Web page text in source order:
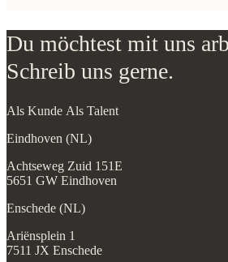
Du möchtest mit uns
Schreib uns gerne.
Als Kunde Als Talent
Eindhoven (NL)
Achtseweg Zuid 151E
5651 GW Eindhoven
Enschede (NL)
Ariënsplein 1
7511 JX Enschede